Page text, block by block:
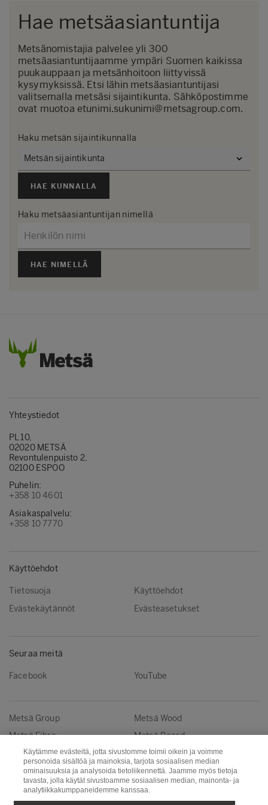
sovitulla tavalla.
Jos tilasit puukaupan
yhteydessämetsänuudistamistyöt
etenevät omalla painollaan eikä sinun
tarvitse huolehtia niistä.
Puukauppatuloista tulee tehdä
metsäveroilmoitus, joka hoituu kätevästi
helmikuun loppuun mennessä.
Hae metsäasiantuntija
Metsänomistajia palvelee yli 300
metsäasiantuntijaamme ympäri Suomen kaikissa
puukauppaan ja metsänhoitoon liittyvissä
kysymyksissä. Etsi lähin metsäasiantuntijasi
valitsemalla metsäsi sijaintikunta. Sähköpostimme
ovat muotoa etunimi.sukunimi@metsagroup.com.
Haku metsän sijaintikunnalla
HAE KUNNALLA
Haku metsäasiantuntijan nimellä
HAE NIMELLÄ
Yhteystiedot
PL 10,
02020 METSÄ
Revontulenpuisto 2,
02100 ESPOO
Puhelin:
+358 10 4601
Asiakaspalvelu:
+358 10 7770
Käyttöehdot
Tietosuoja
Käyttöehdot
Evästekäytännöt
Evästeasetukset
Seuraa meitä
Facebook YouTube
Metsä Group
Metsä Wood
Metsä Fibre
Metsä Board
Metsä Tissue
Metsä Spring
Copyright © Metsä Group
Käytämme evästeitä, jotta sivustomme toimii oikein ja voimme
personoida sisältöä ja mainoksia, tarjota sosiaalisen median
ominaisuuksia ja analysoida tietoliikennettä. Jaamme myös tietoja
tavasta, jolla käytät sivustoamme sosiaalisen median, mainonta- ja
analytiikkakumppaneidemme kanssaa.